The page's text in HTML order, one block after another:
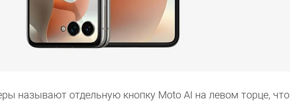
называют отдельную кнопку Moto AI на левом торце, что